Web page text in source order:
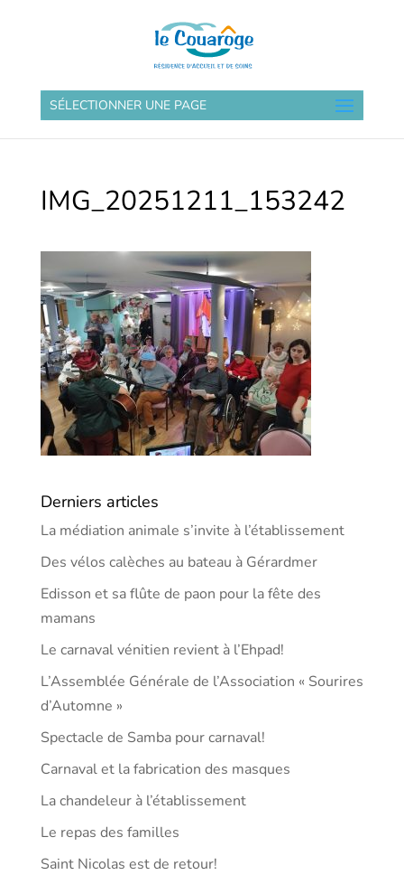
SÉLECTIONNER UNE PAGE
IMG_20251211_153242
Derniers articles
La médiation animale s’invite à l’établissement
Des vélos calèches au bateau à Gérardmer
Edisson et sa flûte de paon pour la fête des
mamans
Le carnaval vénitien revient à l’Ehpad!
L’Assemblée Générale de l’Association « Sourires
d’Automne »
Spectacle de Samba pour carnaval!
Carnaval et la fabrication des masques
La chandeleur à l’établissement
Le repas des familles
Saint Nicolas est de retour!